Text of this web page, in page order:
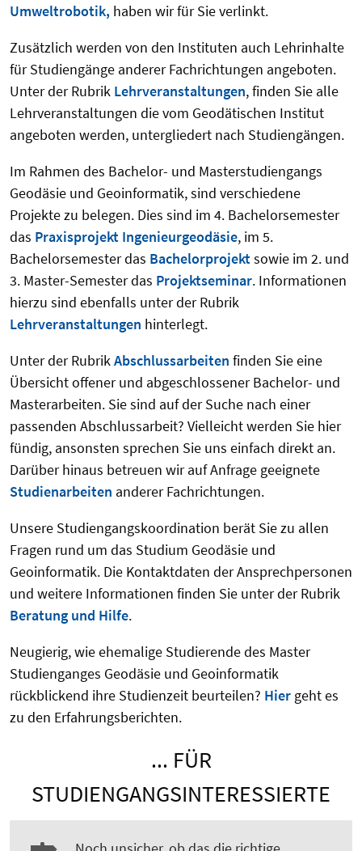
Umweltrobotik, haben wir für Sie verlinkt.
Zusätzlich werden von den Instituten auch Lehrinhalte
für Studiengänge anderer Fachrichtungen angeboten.
Unter der Rubrik Lehrveranstaltungen, finden Sie alle
Lehrveranstaltungen die vom Geodätischen Institut
angeboten werden, untergliedert nach Studiengängen.
Im Rahmen des Bachelor- und Masterstudiengangs
Geodäsie und Geoinformatik, sind verschiedene
Projekte zu belegen. Dies sind im 4. Bachelorsemester
das Praxisprojekt Ingenieurgeodäsie, im 5.
Bachelorsemester das Bachelorprojektsowie im 2. und
3. Master-Semester das Projektseminar. Informationen
hierzu sind ebenfalls unter der Rubrik
Lehrveranstaltungen hinterlegt.
Unter der RubrikAbschlussarbeiten finden Sie eine
Übersicht offener und abgeschlossener Bachelor- und
Masterarbeiten. Sie sind auf der Suche nach einer
passenden Abschlussarbeit? Vielleicht werden Sie hier
fündig, ansonsten sprechen Sie uns einfach direkt an.
Darüber hinaus betreuen wir auf Anfrage geeignete
Studienarbeiten anderer Fachrichtungen.
Unsere Studiengangskoordination berät Sie zu allen
Fragen rund um das Studium Geodäsie und
Geoinformatik. Die Kontaktdaten der Ansprechpersonen
und weitere Informationen finden Sie unter der Rubrik
Beratung und Hilfe.
Neugierig, wie ehemalige Studierende des Master
Studienganges Geodäsie und Geoinformatik
rückblickend ihre Studienzeit beurteilen? Hier geht es
zu den Erfahrungsberichten.
... FÜR
STUDIENGANGSINTERESSIERTE